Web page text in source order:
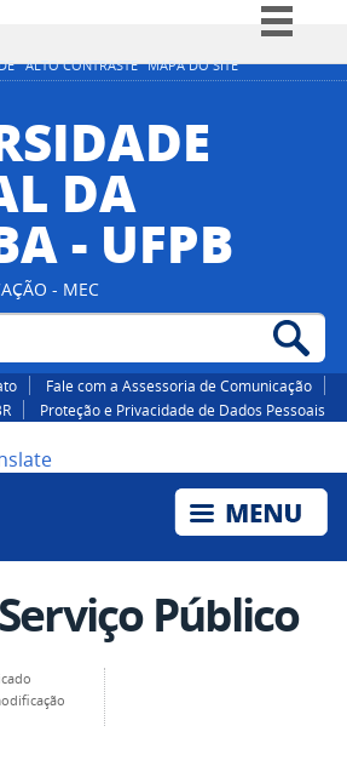
ALTO CONTRASTE MAPA DO SITE
Simplifique!
Participe
Acesso à informação
Canais
DA
- UFPB
- MEC
Fale com a Assessoria de Comunicação
Proteção e Privacidade de Dados Pessoais
Público